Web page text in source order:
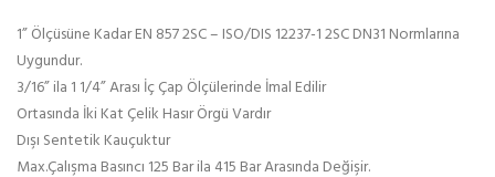
1” Ölçüsüne Kadar EN 857 2SC – ISO/DIS 12237-1 2SC DN31 Normlarına
Uygundur.
3/16” ila 1 1/4” Arası İç Çap Ölçülerinde İmal Edilir
Ortasında İki Kat Çelik Hasır Örgü Vardır
Dışı Sentetik Kauçuktur
Max.Çalışma Basıncı 125 Bar ila 415 Bar Arasında Değişir.